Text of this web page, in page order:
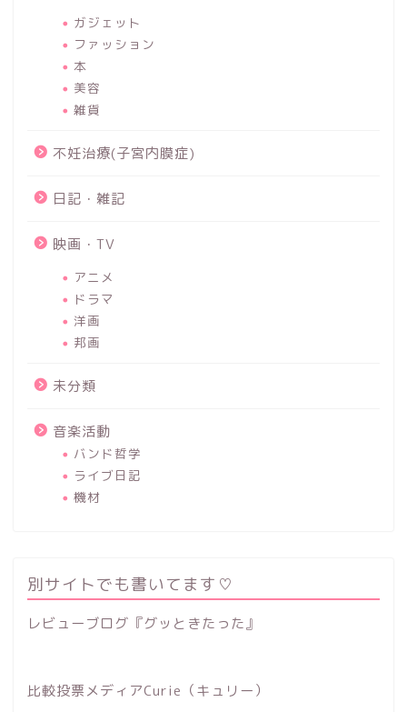
ガジェット
ファッション
本
美容
雑貨
不妊治療(子宮内膜症)
日記・雑記
映画・TV
アニメ
ドラマ
洋画
邦画
未分類
音楽活動
バンド哲学
ライブ日記
機材
別サイトでも書いてます♡
レビューブログ『グッときたった』
比較投票メディアCurie（キュリー）